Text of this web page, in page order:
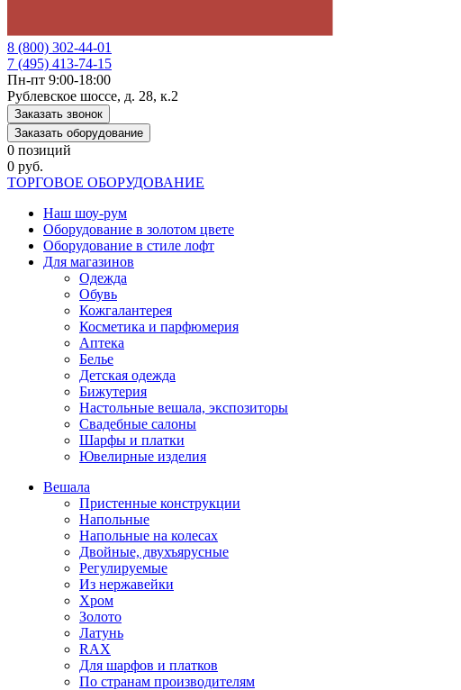
8 (800) 302-44-01
7 (495) 413-74-15
Пн-пт 9:00-18:00
Рублевское шоссе, д. 28, к.2
Заказать звонок
Заказать оборудование
0 позиций
0 руб.
ТОРГОВОЕ ОБОРУДОВАНИЕ
Наш шоу-рум
Оборудование в золотом цвете
Оборудование в стиле лофт
Для магазинов
Одежда
Обувь
Кожгалантерея
Косметика и парфюмерия
Аптека
Белье
Детская одежда
Бижутерия
Настольные вешала, экспозиторы
Свадебные салоны
Шарфы и платки
Ювелирные изделия
Вешала
Пристенные конструкции
Напольные
Напольные на колесах
Двойные, двухъярусные
Регулируемые
Из нержавейки
Хром
Золото
Латунь
RAX
Для шарфов и платков
По странам производителям